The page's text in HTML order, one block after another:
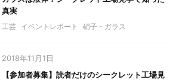
真実
工芸 イベントレポート 硝子・ガラス
2018年11月1日
【参加者募集】読者だけのシークレット工場見